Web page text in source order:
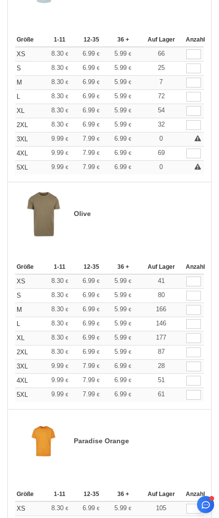
Größe 1-11 12-35 36 + Auf Lager Anzahl
XS 8.30 € 6.99 € 5.99 €
66
S
8.30 € 6.99 € 5.99 €
25
M
8.30 € 6.99 € 5.99 €
7
8.30 € 6.99 € 5.99 €
72
XL
8.30 € 6.99 € 5.99 €
54
2XL
8.30 € 6.99 € 5.99 €
32
3XL
9.99 € 7.99 € 6.99 €
0
4XL
9.99 € 7.99 € 6.99 €
69
5XL
9.99 € 7.99 € 6.99 € 0
Olive
Größe 1-11 12-35 36 + Auf Lager Anzahl
XS 8.30 € 6.99 € 5.99 €
41
S
8.30 € 6.99 € 5.99 €
80
M
8.30 € 6.99 € 5.99 €
166
8.30 € 6.99 € 5.99 €
146
XL
8.30 € 6.99 € 5.99 €
177
2XL
8.30 € 6.99 € 5.99 €
87
3XL
9.99 € 7.99 € 6.99 €
28
4XL
9.99 € 7.99 € 6.99 €
51
5XL
9.99 € 7.99 € 6.99 € 61
Paradise Orange
Größe 1-11 12-35 36 + Auf Lager Anzahl
XS 8.30 € 6.99 € 5.99 € 105